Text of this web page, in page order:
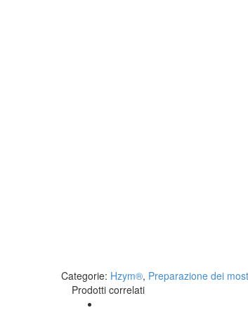
Categorie: Hzym®, Preparazione dei
Prodotti correlati